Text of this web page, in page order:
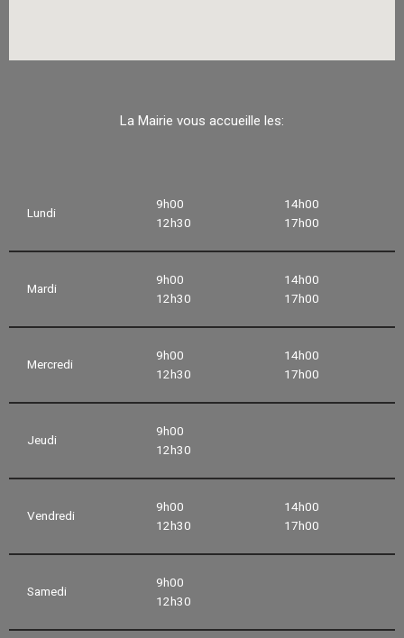
La Mairie vous accueille les:
Lundi
9h00
12h30
14h00
17h00
Mardi
9h00
12h30
14h00
17h00
Mercredi
9h00
12h30
14h00
17h00
Jeudi
9h00
12h30
Vendredi
9h00
12h30
14h00
17h00
Samedi
9h00
12h30